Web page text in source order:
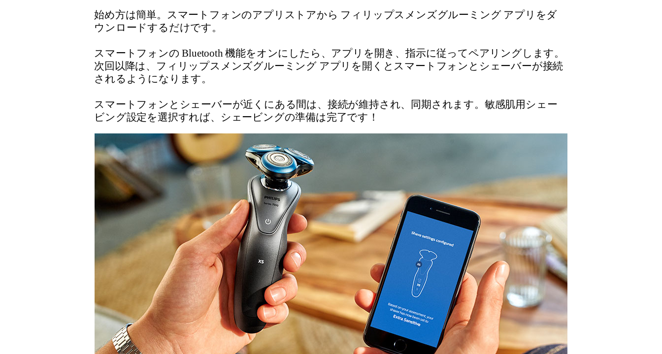
始め方は簡単。スマートフォンのアプリストアから フィリップスメンズグルーミング アプリをダ
ウンロードするだけです。
スマートフォンの Bluetooth 機能をオンにしたら、アプリを開き、指示に従ってペアリングします。
次回以降は、フィリップスメンズグルーミング アプリを開くとスマートフォンとシェーバーが接続
されるようになります。
スマートフォンとシェーバーが近くにある間は、接続が維持され、同期されます。敏感肌用シェー
ビング設定を選択すれば、シェービングの準備は完了です！